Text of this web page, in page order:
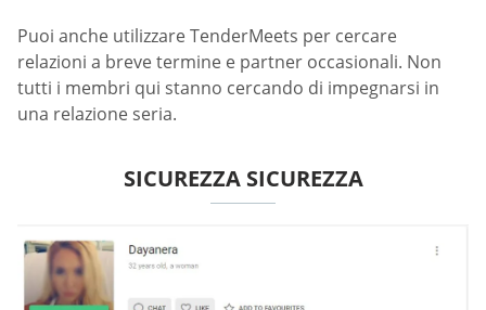
Puoi anche utilizzare TenderMeets per cercare
relazioni a breve termine e partner occasionali. Non
tutti i membri qui stanno cercando di impegnarsi in
una relazione seria.
SICUREZZA SICUREZZA